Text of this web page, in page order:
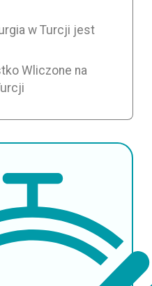
w Turcji jest
Wliczone na